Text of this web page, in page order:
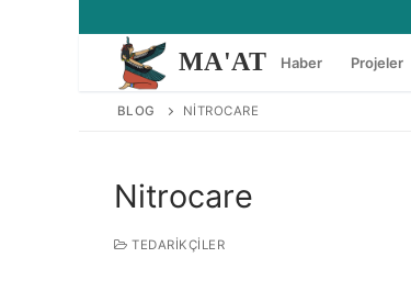
MA'AT Haber Projeler
BLOG NITROCARE
Nitrocare
TEDARIKÇILER